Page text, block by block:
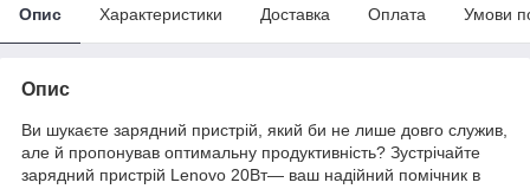
Опис Характеристики Доставка Оплата Умови
Опис
Ви шукаєте зарядний пристрій, який би не лише довго служив,
але й пропонував оптимальну продуктивність? Зустрічайте
зарядний пристрій Lenovo 20Вт— ваш надійний помічник в